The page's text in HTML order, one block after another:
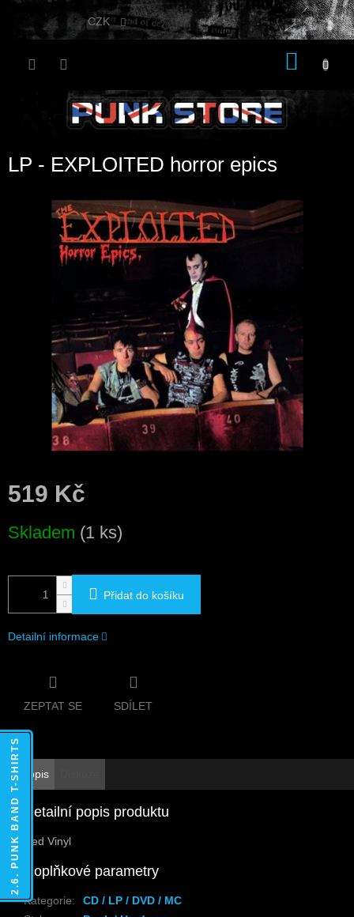
Přejít
CZK
LP - EXPLOITED horror epics
519 Kč
cena:
Skladem (1 ks)
Přidat do košíku
Detailní informace
ZEPTAT SE SDÍLET
Popis
Detailní popis produktu
Red Vinyl
Doplňkové parametry
Kategorie:
CD / LP / DVD / MC
2.6. PUNK BAND T-SHIRTS